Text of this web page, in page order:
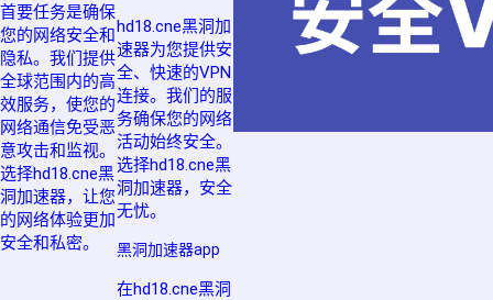
首要任务是确保
您的网络安全和
隐私。我们提供
全球范围内的高
效服务，使您的
网络通信免受恶
意攻击和监视。
选择hd18.cne黑
洞加速器，让您
的网络体验更加
安全和私密。
hd18.cne黑洞加
速器为您提供安
全、快速的VPN
连接。我们的服
务确保您的网络
活动始终安全。
选择hd18.cne黑
洞加速器，安全
无忧。
黑洞加速器app
在hd18.cne黑洞